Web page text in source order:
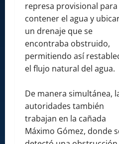
represa provisional para
contener el agua y
un drenaje que se
encontraba obstruido,
permitiendo así
el flujo natural del agua.
De manera simultánea,
autoridades también
trabajan en la cañada
Máximo Gómez, donde